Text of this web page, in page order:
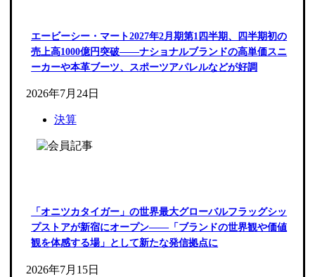
エービーシー・マート2027年2月期第1四半期、四半期初の
売上高1000億円突破――ナショナルブランドの高単価スニ
ーカーや本革ブーツ、スポーツアパレルなどが好調
2026年7月24日
決算
「オニツカタイガー」の世界最大グローバルフラッグシッ
プストアが新宿にオープン――「ブランドの世界観や価値
観を体感する場」として新たな発信拠点に
2026年7月15日